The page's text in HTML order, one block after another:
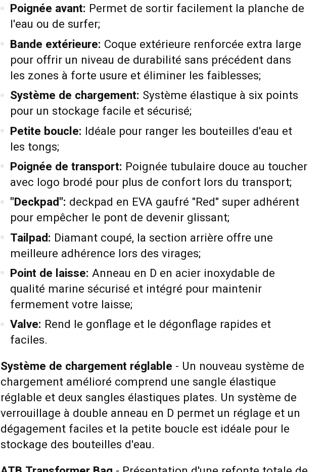
Poignée avant: Permet de sortir facilement la planche de
l'eau ou de surfer;
Bande extérieure: Coque extérieure renforcée extra large
pour offrir un niveau de durabilité sans précédent dans
les zones à forte usure et éliminer les faiblesses;
Système de chargement: Système élastique à six points
pour un stockage facile et sécurisé;
Petite boucle: Idéale pour ranger les bouteilles d'eau et
les tongs;
Poignée de transport: Poignée tubulaire douce au toucher
avec logo brodé pour plus de confort lors du transport;
"Deckpad": deckpad en EVA gaufré "Red" super adhérent
pour empêcher le pont de devenir glissant;
Tailpad: Diamant coupé, la section arrière offre une
meilleure adhérence lors des virages;
Point de laisse: Anneau en D en acier inoxydable de
qualité marine sécurisé et intégré pour maintenir
fermement votre laisse;
Valve: Rend le gonflage et le dégonflage rapides et
faciles.
Système de chargement réglable - Un nouveau système de
chargement amélioré comprend une sangle élastique
réglable et deux sangles élastiques plates. Un système de
verrouillage à double anneau en D permet un réglage et un
dégagement faciles et la petite boucle est idéale pour le
stockage des bouteilles d'eau.